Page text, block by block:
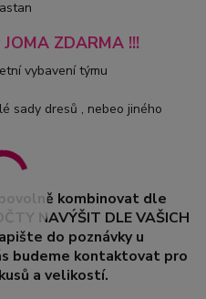
ZDARMA !!!
vybavení týmu
sady dresů , nebeo jiného
kombinovat dle
NAVÝŠIT DLE VAŠICH
do poznávky u
budeme kontaktovat pro
a velikostí.